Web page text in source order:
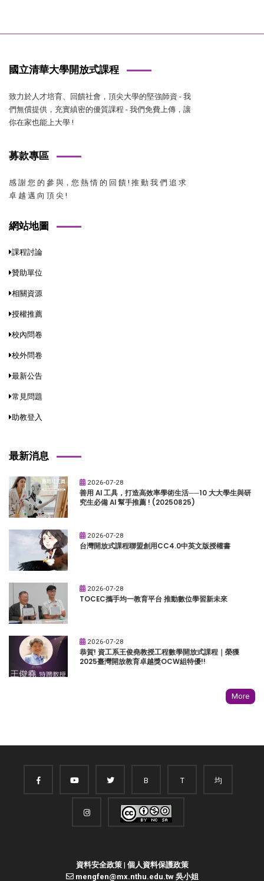
國立清華大學開放式課程
致力於人才培育、回饋社會，頂尖大學的堅強師資 - 我
們無償提供，充實縝密的優質課程 - 我們免費上傳，讓
你在家也能上大學 !
募款專區
感 謝 您 的 參 與，您 熱 情 的 回 饋 ! 推 動 我 們 追 求
卓 越 邁 向 頂 尖 !
網站地圖
課程討論
贊助單位
相關資源
授權推薦
校內問卷
校外問卷
最新公告
常見問題
助教登入
最新消息
2026-07-28
善用 AI 工具，打造高效率學術生活──10 大大學生與研
究生必備 AI 幫手推薦 ! (20250825)
2026-07-28
台灣開放式課程聯盟創用CC4.0中英文版授權書
2026-07-28
TOCEC攜手均一教育平台 推動數位學習新未來
2026-07-28
恭賀! 資工系王俊堯教授工程數學開放式課程｜榮獲
2025臺灣開放教育卓越獎OCW組特優!!
More
B T 均
資料安全政策| 個人資料保護政策
mengfen@mx.nthu.edu.tw 吳小姐